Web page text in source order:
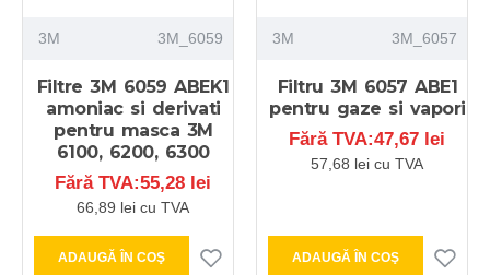
3M 3M_6059
Filtre 3M 6059 ABEK1
amoniac si derivati
pentru masca 3M
6100, 6200, 6300
Fără TVA:55,28 lei
66,89 lei cu TVA
ADAUGĂ ÎN COŞ
3M 3M_6057
Filtru 3M 6057 ABE1
pentru gaze si vapori
Fără TVA:47,67 lei
57,68 lei cu TVA
ADAUGĂ ÎN COŞ